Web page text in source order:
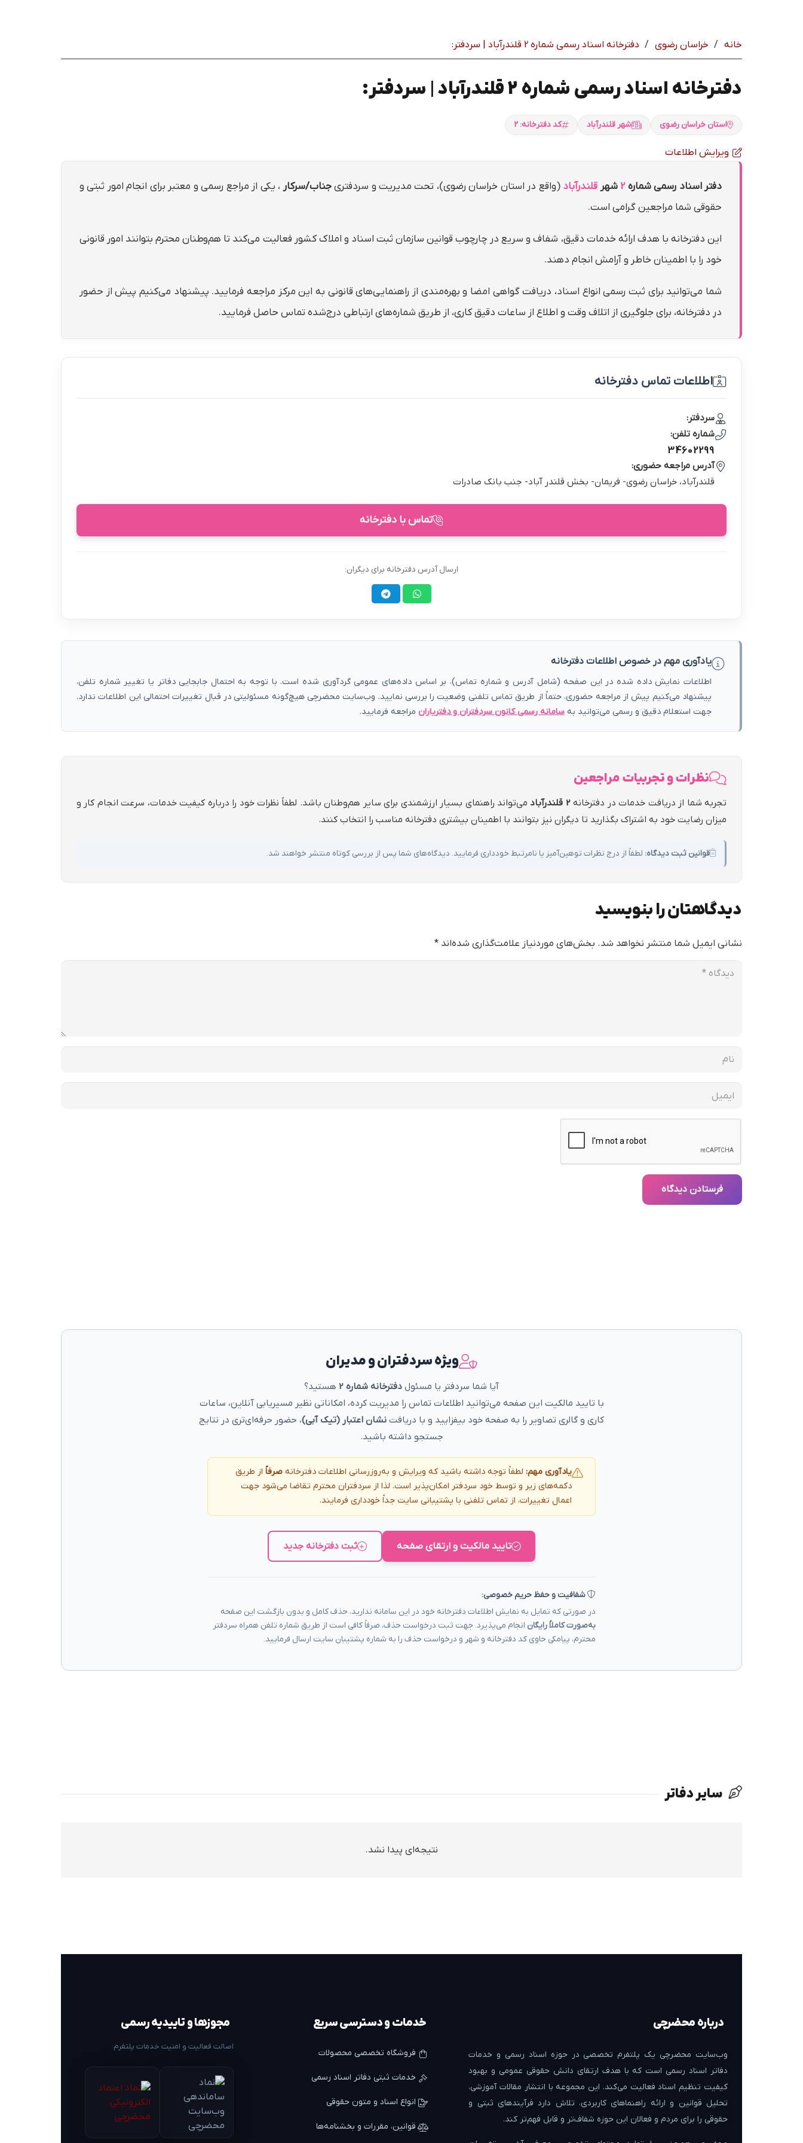
خانه / خراسان رضوي / دفترخانه اسناد رسمی شماره 2 قلندرآباد | سردفتر:
دفترخانه اسناد رسمی شماره 2 قلندرآباد | سردفتر:
استان خراسان رضوي شهر قلندرآباد کد دفترخانه: 2
ویرایش اطلاعات
دفتر اسناد رسمی شماره2 شهر قلندرآباد (واقع در استان خراسان رضوي)، تحت مدیریت و سردفتریجناب/سرکار ، یکی از مراجع رسمی و معتبر برای انجام امور ثبتی و
حقوقی شما مراجعین گرامی است.
این دفترخانه با هدف ارائه خدمات دقیق، شفاف و سریع در چارچوب قوانین سازمان ثبت اسناد و املاک کشور فعالیت می‌کند تا هم‌وطنان محترم بتوانند امور قانونی
خود را با اطمینان خاطر و آرامش انجام دهند.
شما می‌توانید برای ثبت رسمی انواع اسناد، دریافت گواهی امضا و بهره‌مندی از راهنمایی‌های قانونی به این مرکز مراجعه فرمایید. پیشنهاد می‌کنیم پیش از حضور
در دفترخانه، برای جلوگیری از اتلاف وقت و اطلاع از ساعات دقیق کاری، از طریق شماره‌های ارتباطی درج‌شده تماس حاصل فرمایید.
اطلاعات تماس دفترخانه
سردفتر:
شماره تلفن:
34602299
آدرس مراجعه حضوری:
قلندرآباد، خراسان رضوي- فريمان- بخش قلندر آباد- جنب بانك صادرات
تماس با دفترخانه
ارسال آدرس دفترخانه برای دیگران:
یادآوری مهم در خصوص اطلاعات دفترخانه
اطلاعات نمایش داده شده در این صفحه (شامل آدرس و شماره تماس)، بر اساس داده‌های عمومی گردآوری شده است. با توجه به احتمال جابجایی دفاتر یا تغییر شماره تلفن،
پیشنهاد می‌کنیم پیش از مراجعه حضوری، حتماً از طریق تماس تلفنی وضعیت را بررسی نمایید. وب‌سایت محضرچی هیچ‌گونه مسئولیتی در قبال تغییرات احتمالی این اطلاعات ندارد.
جهت استعلام دقیق و رسمی می‌توانید به سامانه رسمی کانون سردفتران و دفتریاران مراجعه فرمایید.
نظرات و تجربیات مراجعین
تجربه شما از دریافت خدمات در دفترخانه2 قلندرآباد
می‌تواند راهنمای بسیار ارزشمندی برای سایر هم‌وطنان باشد. لطفاً نظرات خود را درباره کیفیت خدمات، سرعت انجام کار و
میزان رضایت خود به اشتراک بگذارید تا دیگران نیز بتوانند با اطمینان بیشتری دفترخانه مناسب را انتخاب کنند.
قوانین ثبت دیدگاه: لطفاً از درج نظرات توهین‌آمیز یا نامرتبط خودداری فرمایید. دیدگاه‌های شما پس از بررسی کوتاه منتشر خواهند شد.
دیدگاهتان را بنویسید
نشانی ایمیل شما منتشر نخواهد شد. بخش‌های موردنیاز علامت‌گذاری شده‌اند *
فرستادن دیدگاه
ویژه سردفتران و مدیران
آیا شما سردفتر یا مسئول دفترخانه شماره 2
هستید؟
با تایید مالکیت این صفحه می‌توانید اطلاعات تماس را مدیریت کرده، امکاناتی نظیر مسیریابی آنلاین، ساعات
کاری و گالری تصاویر را به صفحه خود بیفزایید و با دریافت نشان اعتبار (تیک آبی)، حضور حرفه‌ای‌تری در نتایج
جستجو داشته باشید.
یادآوری مهم: لطفاً توجه داشته باشید که ویرایش و به‌روزرسانی اطلاعات دفترخانه صرفاً از طریق
دکمه‌های زیر و توسط خود سردفتر امکان‌پذیر است. لذا از سردفتران محترم تقاضا می‌شود جهت
اعمال تغییرات، از تماس تلفنی با پشتیبانی سایت جداً خودداری فرمایند.
تایید مالکیت و ارتقای صفحه ثبت دفترخانه جدید
شفافیت و حفظ حریم خصوصی:
در صورتی که تمایل به نمایش اطلاعات دفترخانه خود در این سامانه ندارید، حذف کامل و بدون بازگشت این صفحه
به‌صورت کاملاً رایگان انجام می‌پذیرد. جهت ثبت درخواست حذف، صرفاً کافی است از طریق شماره تلفن همراه سردفتر
محترم، پیامکی حاوی کد دفترخانه و شهر و درخواست حذف را به شماره پشتیبان سایت ارسال فرمایید.
سایر دفاتر
نتیجه‌ای پیدا نشد.
درباره محضرچی
وب‌سایت محضرچی یک پلتفرم تخصصی در حوزه اسناد رسمی و خدمات
دفاتر اسناد رسمی است که با هدف ارتقای دانش حقوقی عمومی و بهبود
کیفیت تنظیم اسناد فعالیت می‌کند. این مجموعه با انتشار مقالات آموزشی،
تحلیل قوانین و ارائه راهنماهای کاربردی، تلاش دارد فرآیندهای ثبتی و
حقوقی را برای مردم و فعالان این حوزه شفاف‌تر و قابل فهم‌تر کند.
خدمات و دسترسی سریع
فروشگاه تخصصی محصولات
خدمات ثبتی دفاتر اسناد رسمی
انواع اسناد و متون حقوقی
قوانین، مقررات و بخشنامه‌ها
مجوزها و تاییدیه رسمی
اصالت فعالیت و امنیت خدمات پلتفرم